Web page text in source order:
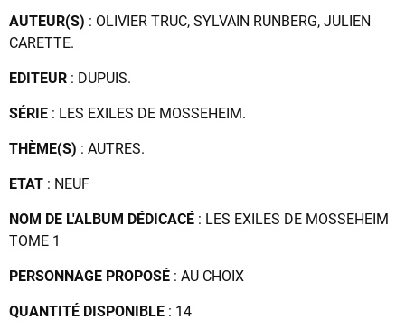
AUTEUR(S) : OLIVIER TRUC, SYLVAIN RUNBERG, JULIEN
CARETTE.
EDITEUR : DUPUIS.
SÉRIE : LES EXILES DE MOSSEHEIM.
THÈME(S) : AUTRES.
ETAT : NEUF
NOM DE L'ALBUM DÉDICACÉ : LES EXILES DE MOSSEHEIM
TOME 1
PERSONNAGE PROPOSÉ : AU CHOIX
QUANTITÉ DISPONIBLE : 14